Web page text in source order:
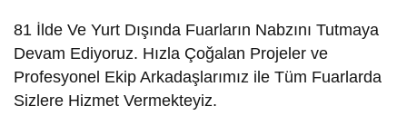
81 İlde Ve Yurt Dışında Fuarların Nabzını Tutmaya
Devam Ediyoruz. Hızla Çoğalan Projeler ve
Profesyonel Ekip Arkadaşlarımız ile Tüm Fuarlarda
Sizlere Hizmet Vermekteyiz.